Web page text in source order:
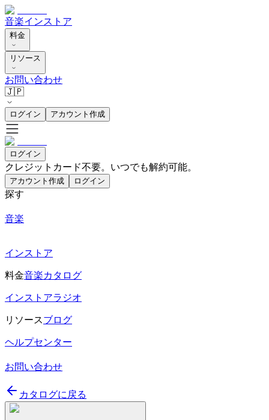
音楽インストア
料金
リソース
お問い合わせ
🇯🇵
ログイン アカウント作成
ログイン
クレジットカード不要。いつでも解約可能。
アカウント作成 ログイン
探す
音楽
インストア
料金音楽カタログ
インストアラジオ
リソースブログ
ヘルプセンター
お問い合わせ
カタログに戻る